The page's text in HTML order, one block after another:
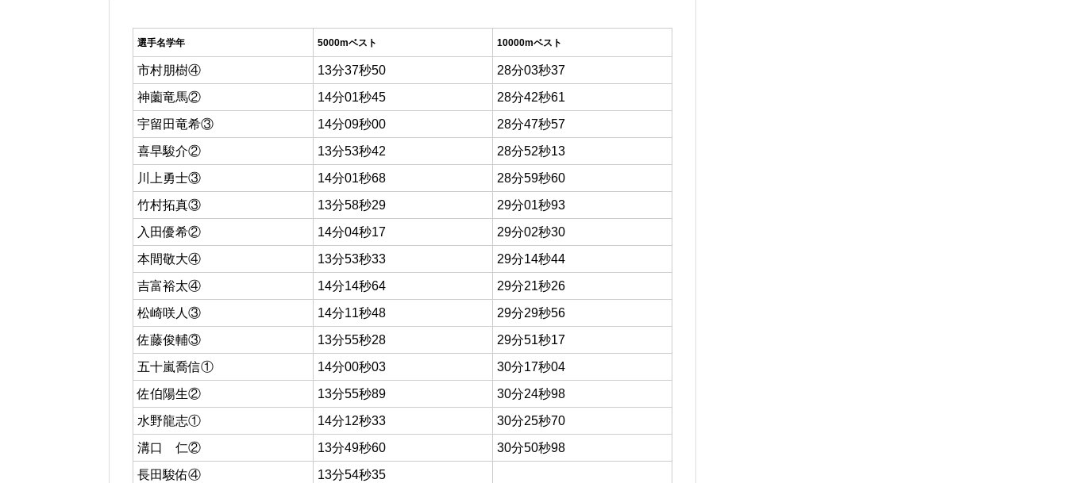
選手名学年 5000mベスト 10000mベスト
市村朋樹④ 13分37秒50
28分03秒37
神薗竜馬②
14分01秒45
28分42秒61
宇留田竜希③
14分09秒00
28分47秒57
喜早駿介②
13分53秒42
28分52秒13
川上勇士③
14分01秒68
28分59秒60
竹村拓真③
13分58秒29
29分01秒93
入田優希②
14分04秒17
29分02秒30
本間敬大④
13分53秒33
29分14秒44
吉富裕太④
14分14秒64
29分21秒26
松崎咲人③
14分11秒48
29分29秒56
佐藤俊輔③
13分55秒28
29分51秒17
五十嵐喬信①
14分00秒03
30分17秒04
佐伯陽生②
13分55秒89
30分24秒98
水野龍志①
14分12秒33
30分25秒70
溝口 仁②
13分49秒60
30分50秒98
長田駿佑④
13分54秒35